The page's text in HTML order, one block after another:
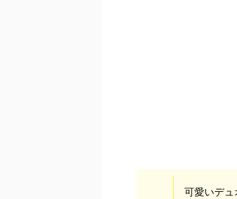
可愛いデュ